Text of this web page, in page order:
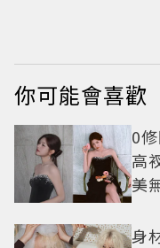
你可能會喜歡
0
高
美
身